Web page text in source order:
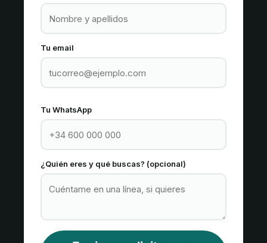
Tu email
Tu WhatsApp
¿Quién eres y qué buscas? (opcional)